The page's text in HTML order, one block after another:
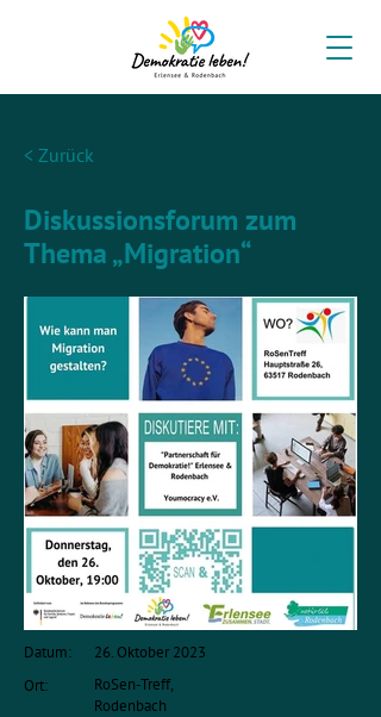
< Zurück
Diskussionsforum zum
Thema „Migration“
Datum:
26. Oktober 2023
Ort:
RoSen-Treff,
Rodenbach